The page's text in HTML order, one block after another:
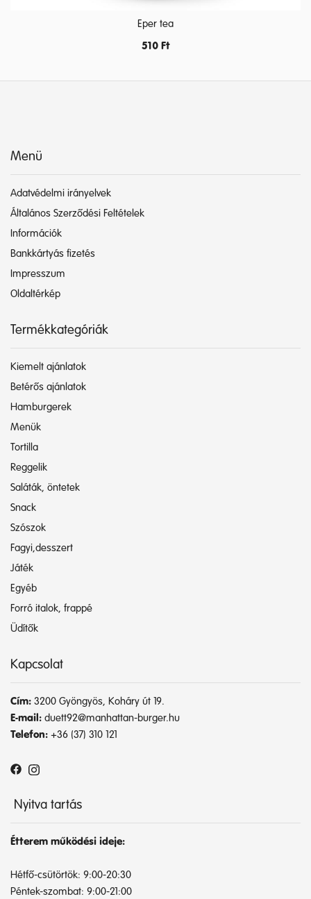
Eper tea
510 Ft
Menü
Adatvédelmi irányelvek
Általános Szerződési Feltételek
Információk
Bankkártyás fizetés
Impresszum
Oldaltérkép
Termékkategóriák
Kiemelt ajánlatok
Betérős ajánlatok
Hamburgerek
Menük
Tortilla
Reggelik
Saláták, öntetek
Snack
Szószok
Fagyi,desszert
Játék
Egyéb
Forró italok, frappé
Üdítők
Kapcsolat
Cím: 3200 Gyöngyös, Koháry út 19.
E-mail: duett92@manhattan-burger.hu
Telefon: +36 (37) 310 121
Nyitva tartás
Étterem működési ideje:
Hétfő-csütörtök: 9:00-20:30
Péntek-szombat: 9:00-21:00